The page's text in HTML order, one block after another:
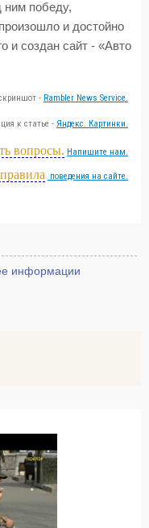
ним победу,
и достойно
и создан сайт - «Авто
- Rambler News Service.
к статье - Яндекс. Картинки.
вопросы. Напишите нам.
поведения на сайте.
информации